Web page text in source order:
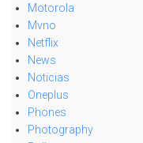
Motorola
Mvno
Netflix
News
Noticias
Oneplus
Phones
Photography